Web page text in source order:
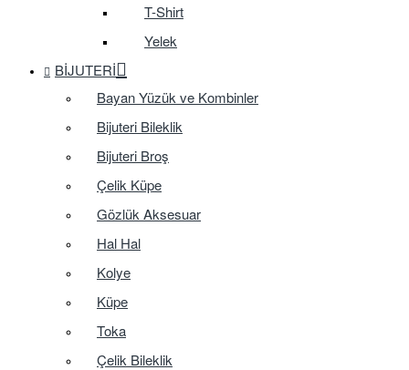
T-Shirt
Yelek
BIJUTERI
Bayan Yüzük ve Kombinler
Bijuteri Bileklik
Bijuteri Broş
Çelik Küpe
Gözlük Aksesuar
Hal Hal
Kolye
Küpe
Toka
Çelik Bileklik